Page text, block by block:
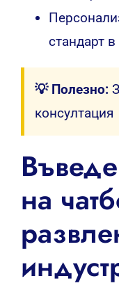
стандарт
💡 Полезно:
консултация
на